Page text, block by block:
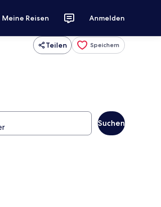
Meine Reisen Anmelden
Teilen Speichern
Suchen